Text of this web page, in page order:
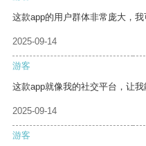
这款app的用户群体非常庞大，
2025-09-14
游客
这款app就像我的社交平台，让
2025-09-14
游客